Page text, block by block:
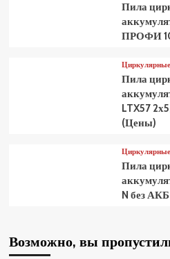
Пила
ПРОФИ
Пила
LTX57
(Цены)
Пила
N без
Возможно, вы